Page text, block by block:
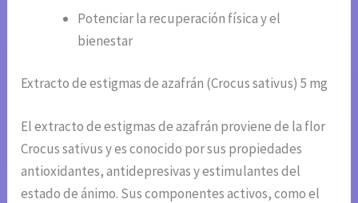
Potenciar la recuperación física y el
bienestar
Extracto de estigmas de azafrán (Crocus sativus) 5 mg
El extracto de estigmas de azafrán proviene de la flor
Crocus sativus y es conocido por sus propiedades
antioxidantes, antidepresivas y estimulantes del
estado de ánimo. Sus componentes activos, como el